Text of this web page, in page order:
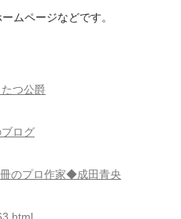
ムページなどです。
つ公爵
ログ
のプロ作家◆成田青央